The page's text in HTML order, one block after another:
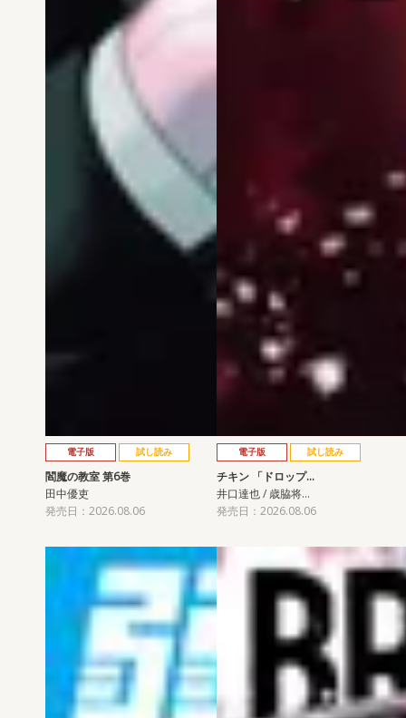
電子版 試し読み
閻魔の教室 第6巻
田中優吏
発売日：2026.08.06
電子版 試し読み
チキン 「ドロップ…
井口達也 / 歳脇将…
発売日：2026.08.06